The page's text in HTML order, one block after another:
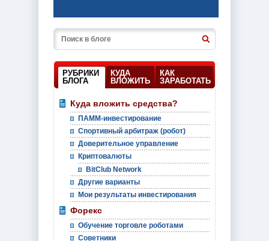
РУБРИКИ
БЛОГА
КУДА
ВЛОЖИТЬ
КАК
ЗАРАБОТАТЬ
Куда вложить средства?
ПАММ-инвестирование
Спортивный арбитраж (робот)
Доверительное управление
Криптовалюты
BitClub Network
Другие варианты
Мои результаты инвестирования
Форекс
Обучение торговле роботами
Советники